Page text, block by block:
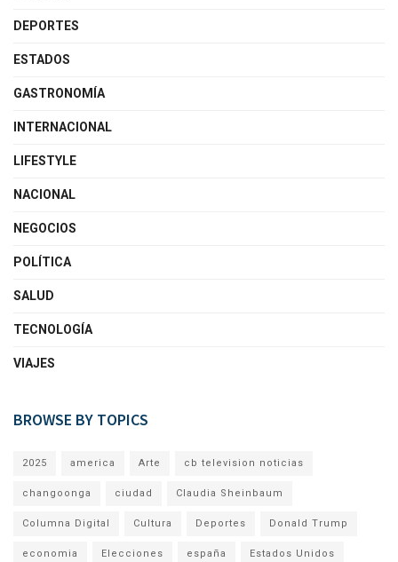
DEPORTES
ESTADOS
GASTRONOMÍA
INTERNACIONAL
LIFESTYLE
NACIONAL
NEGOCIOS
POLÍTICA
SALUD
TECNOLOGÍA
VIAJES
BROWSE BY TOPICS
2025 america Arte cb television noticias
changoonga ciudad Claudia Sheinbaum
Columna Digital Cultura Deportes Donald Trump
economia Elecciones españa Estados Unidos